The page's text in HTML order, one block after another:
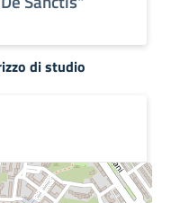
di studio